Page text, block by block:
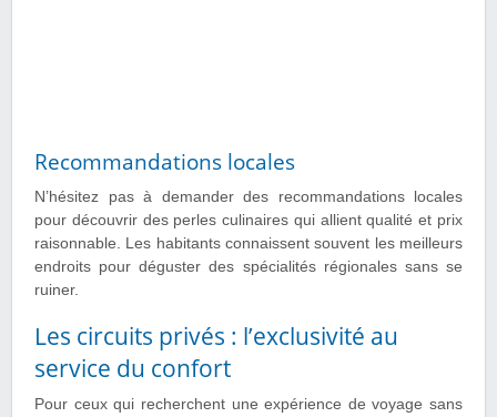
Recommandations locales
N’hésitez pas à demander des recommandations locales
pour découvrir des perles culinaires qui allient qualité et prix
raisonnable. Les habitants connaissent souvent les meilleurs
endroits pour déguster des spécialités régionales sans se
ruiner.
Les circuits privés : l’exclusivité au
service du confort
Pour ceux qui recherchent une expérience de voyage sans